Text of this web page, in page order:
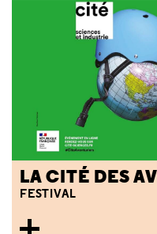
LA CITÉ DES
FESTIVAL